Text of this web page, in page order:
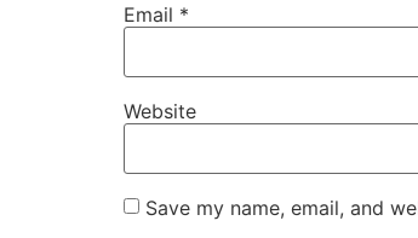
Email *
Website
Save my name, email, and